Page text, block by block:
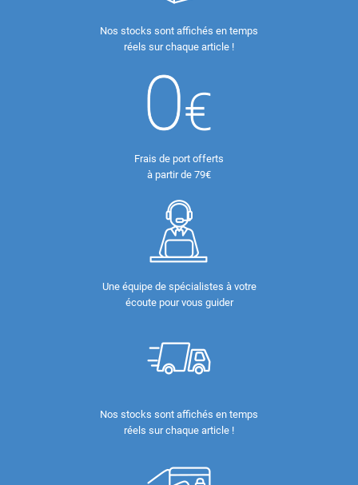
Nos stocks sont affichés en temps
réels sur chaque article !
Frais de port offerts
à partir de 79€
Une équipe de spécialistes à votre
écoute pour vous guider
Nos stocks sont affichés en temps
réels sur chaque article !